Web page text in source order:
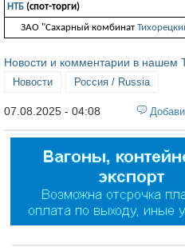
НТБ (спот-торги)
ЗАО "Сахарный комбинат
Новости и комментарии в нашем
Новости Россия / Russia
07.08.2025 - 04:08